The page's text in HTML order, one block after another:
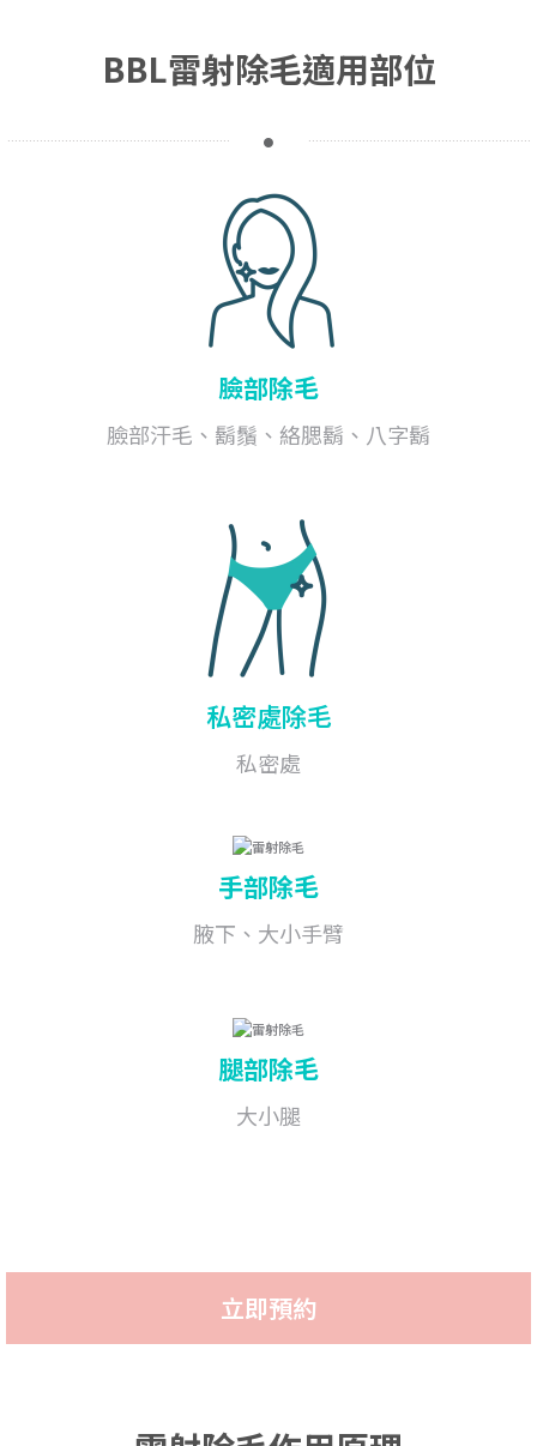
BBL雷射除毛適用部位
臉部除毛
臉部汗毛、鬍鬚、絡腮鬍、八字鬍
私密處除毛
私密處
手部除毛
腋下、大小手臂
腿部除毛
大小腿
立即預約